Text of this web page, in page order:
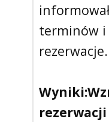
terminów i
rezerwacje.
Wyniki:
rezerwacji